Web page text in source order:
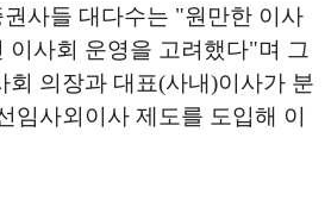
사들 대다수는 "원만한 이사
이사회 운영을 고려했다"며 그
회 의장과 대표(사내)이사가 분
임사외이사 제도를 도입해 이